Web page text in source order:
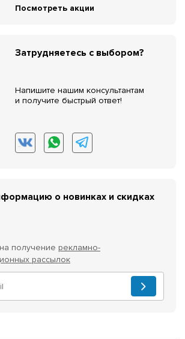
Посмотреть акции
Затрудняетесь с выбором?
Напишите нашим консультантам
и получите быстрый ответ!
о новинках и скидках
получение рекламно-
рассылок